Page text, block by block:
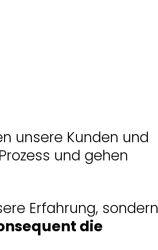
unsere Kunden und
und gehen
Erfahrung, sondern
die